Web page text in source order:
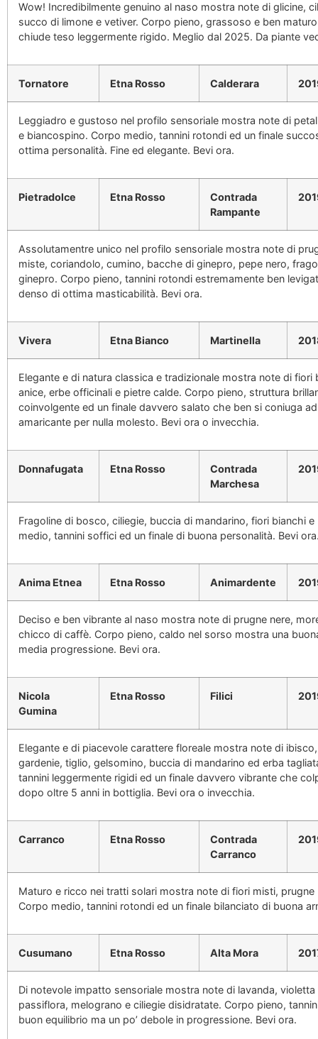
Wow! Incredibilmente genuino al naso mostra note di glicine,
succo di limone e vetiver. Corpo pieno, grassoso e ben
chiude teso leggermente rigido. Meglio dal 2025. Da piante
Tornatore Etna Rosso Calderara
Leggiadro e gustoso nel profilo sensoriale mostra note di
e biancospino. Corpo medio, tannini rotondi ed un finale
ottima personalità. Fine ed elegante. Bevi ora.
Pietradolce Etna Rosso
Contrada
Rampante
Assolutamentre unico nel profilo sensoriale mostra note di
miste, coriandolo, cumino, bacche di ginepro, pepe nero,
ginepro. Corpo pieno, tannini rotondi estremamente ben
denso di ottima masticabilità. Bevi ora.
Vivera Etna Bianco Martinella
Elegante e di natura classica e tradizionale mostra note di
anice, erbe officinali e pietre calde. Corpo pieno, struttura
coinvolgente ed un finale davvero salato che ben si coniuga
amaricante per nulla molesto. Bevi ora o invecchia.
Donnafugata Etna Rosso
Contrada
Marchesa
Fragoline di bosco, ciliegie, buccia di mandarino, fiori bianchi
medio, tannini soffici ed un finale di buona personalità. Bevi
Anima Etnea Etna Rosso Animardente
Deciso e ben vibrante al naso mostra note di prugne nere,
chicco di caffè. Corpo pieno, caldo nel sorso mostra una
media progressione. Bevi ora.
Nicola
Gumina
Etna Rosso Filici
Elegante e di piacevole carattere floreale mostra note di
gardenie, tiglio, gelsomino, buccia di mandarino ed erba
tannini leggermente rigidi ed un finale davvero vibrante che
dopo oltre 5 anni in bottiglia. Bevi ora o invecchia.
Carranco Etna Rosso
Contrada
Carranco
Maturo e ricco nei tratti solari mostra note di fiori misti,
Corpo medio, tannini rotondi ed un finale bilanciato di buona
Cusumano Etna Rosso Alta Mora
Di notevole impatto sensoriale mostra note di lavanda, violetta
passiflora, melograno e ciliegie disidratate. Corpo pieno,
buon equilibrio ma un po’ debole in progressione. Bevi ora.